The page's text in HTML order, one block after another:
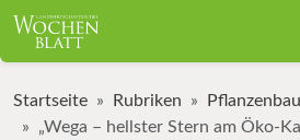
Startseite Rubriken
Pflanzenbau
„Wega – hellster Stern am Öko-